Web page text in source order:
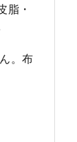
脂・
。布